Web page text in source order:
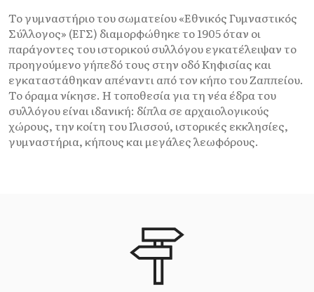
Το γυμναστήριο του σωματείου «Εθνικός Γυμναστικός
Σύλλογος» (ΕΓΣ) διαμορφώθηκε το 1905 όταν οι
παράγοντες του ιστορικού συλλόγου εγκατέλειψαν το
προηγούμενο γήπεδό τους στην οδό Κηφισίας και
εγκαταστάθηκαν απέναντι από τον κήπο του Ζαππείου.
Το όραμα νίκησε. Η τοποθεσία για τη νέα έδρα του
συλλόγου είναι ιδανική: δίπλα σε αρχαιολογικούς
χώρους, την κοίτη του Ιλισσού, ιστορικές εκκλησίες,
γυμναστήρια, κήπους και μεγάλες λεωφόρους.